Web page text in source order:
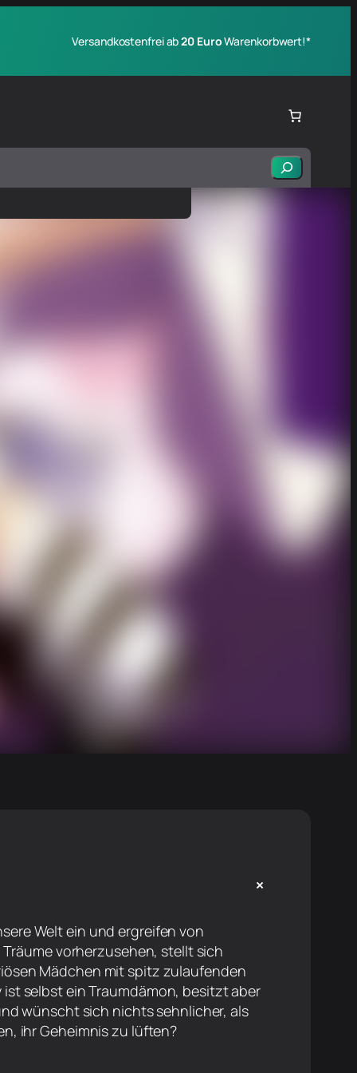
Versandkostenfrei ab20 EuroWarenkorbwert!*
Suchen
+
Welt ein und ergreifen von
vorherzusehen, stellt sich
Mädchen mit spitz zulaufenden
selbst ein Traumdämon, besitzt aber
wünscht sich nichts sehnlicher, als
ihr Geheimnis zu lüften?